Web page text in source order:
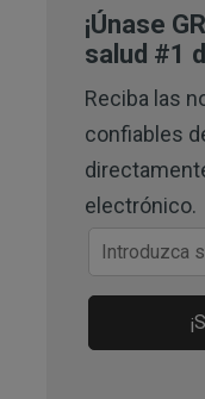
6 Int. Rev.
7 PLOS One
e53867
Frontiers
9 Frontiers in
13 DOI:
¡Únase
salud #1
Reciba las
confiables
electrónico.